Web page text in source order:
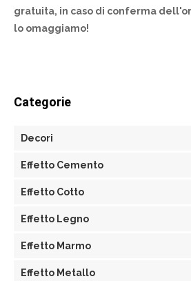
gratuita, in caso di conferma
lo omaggiamo!
Categorie
Decori
Effetto Cemento
Effetto Cotto
Effetto Legno
Effetto Marmo
Effetto Metallo